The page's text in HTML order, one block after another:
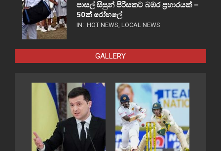
පාසල් සිසුන් පිරිසකට බඹර ප්‍රහාරයක් –
50ක් රෝහලේ
IN: HOT NEWS, LOCAL NEWS
GALLERY